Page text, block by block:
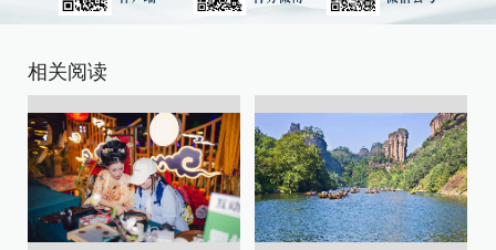
相关阅读